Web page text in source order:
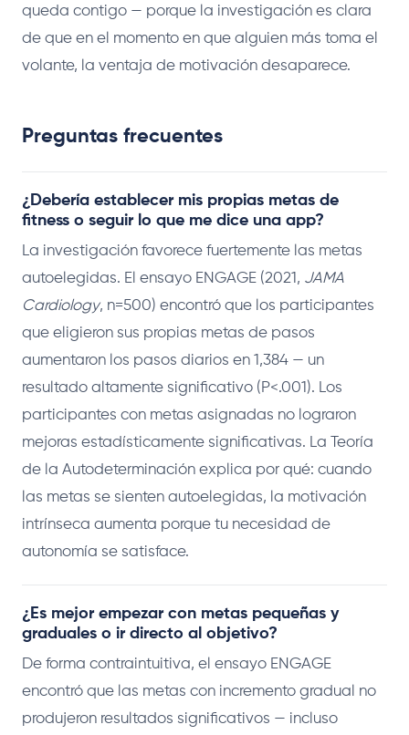
queda contigo — porque la investigación es clara
de que en el momento en que alguien más toma el
volante, la ventaja de motivación desaparece.
Preguntas frecuentes
¿Debería establecer mis propias metas de
fitness o seguir lo que me dice una app?
La investigación favorece fuertemente las metas
autoelegidas. El ensayo ENGAGE (2021, JAMA
Cardiology, n=500) encontró que los participantes
que eligieron sus propias metas de pasos
aumentaron los pasos diarios en 1,384 — un
resultado altamente significativo (P<.001). Los
participantes con metas asignadas no lograron
mejoras estadísticamente significativas. La Teoría
de la Autodeterminación explica por qué: cuando
las metas se sienten autoelegidas, la motivación
intrínseca aumenta porque tu necesidad de
autonomía se satisface.
¿Es mejor empezar con metas pequeñas y
graduales o ir directo al objetivo?
De forma contraintuitiva, el ensayo ENGAGE
encontró que las metas con incremento gradual no
produjeron resultados significativos — incluso